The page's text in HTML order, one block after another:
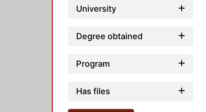
University
Degree obtained
Program
Has files